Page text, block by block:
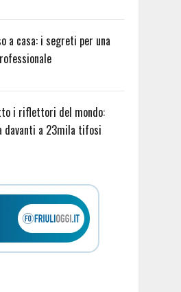
a casa: i segreti per una
i riflettori del mondo:
davanti a 23mila tifosi